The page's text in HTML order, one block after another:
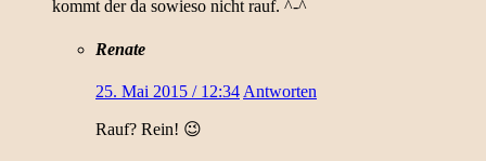
kommt der da sowieso nicht rauf. ^-^
Renate
25. Mai 2015 / 12:34 Antworten
Rauf? Rein! 😉